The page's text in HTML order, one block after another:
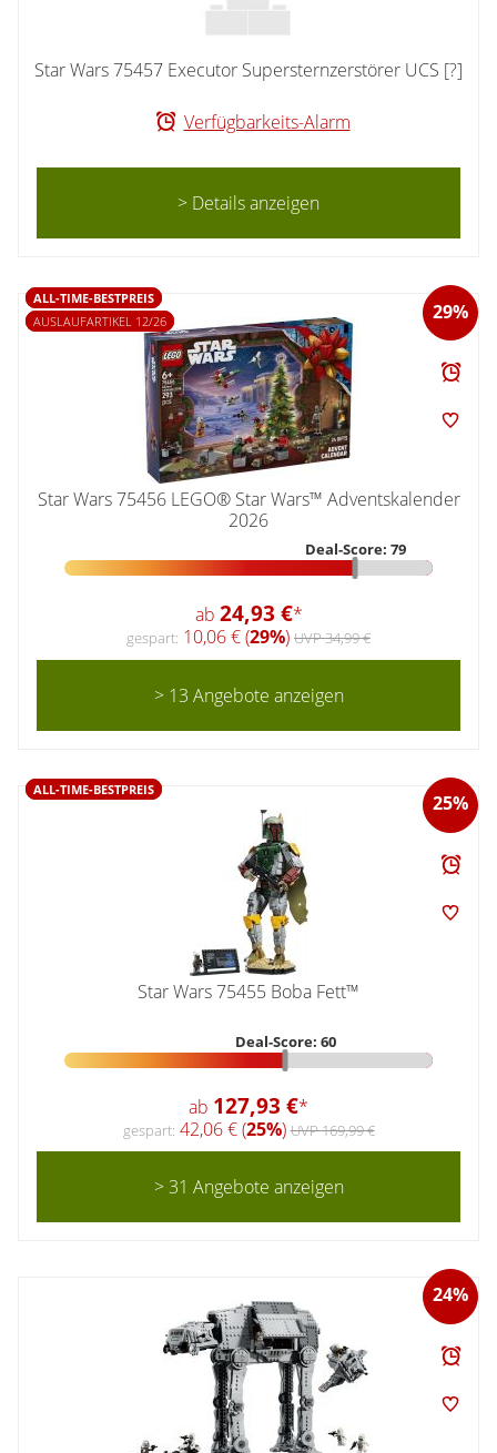
Star Wars 75457 Executor Supersternzerstörer UCS [?]
Verfügbarkeits-Alarm
> Details anzeigen
29%
ALL-TIME-BESTPREIS
AUSLAUFARTIKEL 12/26
Star Wars 75456 LEGO® Star Wars™ Adventskalender
2026
Deal-Score: 79
ab 24,93 €*
gespart: 10,06 € (29%) UVP 34,99 €
> 13 Angebote anzeigen
25%
ALL-TIME-BESTPREIS
Star Wars 75455 Boba Fett™
Deal-Score: 60
ab 127,93 €*
gespart: 42,06 € (25%)UVP 169,99 €
> 31 Angebote anzeigen
24%